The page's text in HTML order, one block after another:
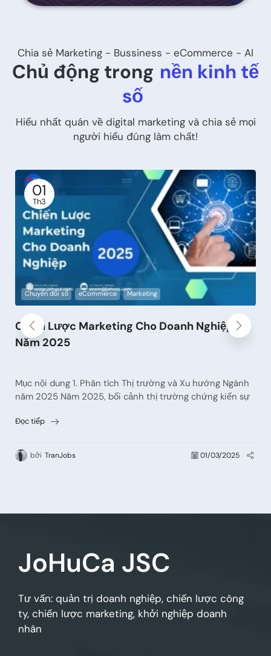
Chia sẻ Marketing - Bussiness - eCommerce - AI
Chủ động trong nền kinh tế
số
Hiểu nhất quán về digital marketing và chia sẻ mọi
người hiểu đúng làm chất!
19
Th9
Chuyển đổi số eCommerce Technology
Tên Miền: 8 nhận định tương lai cùng AI phát
triển
Nội dung Trong 5-10 năm tới, lĩnh vực tên miền (domain)
dự kiến sẽ trải qua nhiều thay đổi và xu hướng quan trọng
Đọc tiếp
bởi TranJobs 19/09/2024
JoHuCa JSC
Tư vấn: quản trị doanh nghiệp, chiến lược công
ty, chiến lược marketing, khởi nghiệp doanh
nhân